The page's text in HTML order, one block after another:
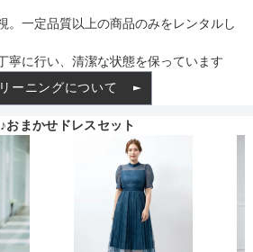
。一定品質以上の商品のみをレンタルし
寧に行い、清潔な状態を保っています
ーニングについて
おまかせドレスセット